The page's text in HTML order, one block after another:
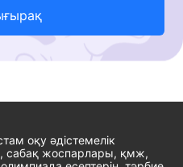
оқу әдістемелік
сабақ жоспарлары, қмж,